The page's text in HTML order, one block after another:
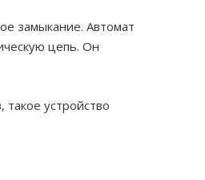
замыкание. Автомат
цепь. Он
устройство